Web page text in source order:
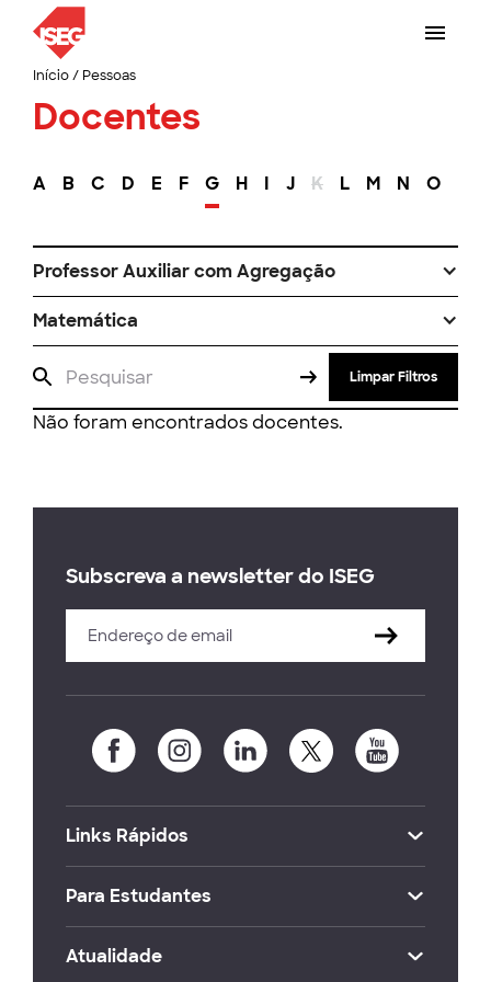
Início/ Pessoas
Docentes
A B C D E F G H I J K L M N O
Professor Auxiliar com Agregação
Matemática
Limpar Filtros
Não foram encontrados docentes.
Subscreva a newsletter do ISEG
Links Rápidos
Para Estudantes
Atualidade